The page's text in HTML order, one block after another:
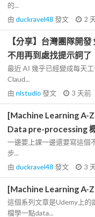
的...
由 duckravel48 發文 2
【分享】台灣團隊開
不用再到處找提示詞了
最近 AI 幾乎已經變成每天
Claud...
由 nlstudio 發文 3 天前
[Machine Learning A-
Data pre-processing
一邊要上課一邊還要寫這個
步...
由 duckravel48 發文 3
[Machine Learning A-
這個系列文章是Udemy上的
檔學一點data...